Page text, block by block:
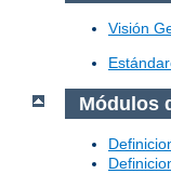
Visión
Módulos